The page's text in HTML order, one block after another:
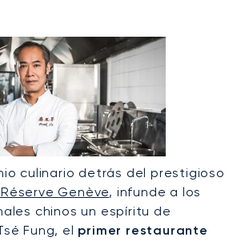
culinario detrás del prestigioso
Genève, infunde a los
chinos un espíritu de
Fung, el primer restaurante